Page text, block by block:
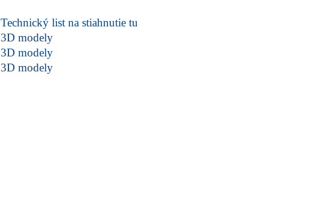
Technický list na stiahnutie tu
3D modely
3D modely
3D modely